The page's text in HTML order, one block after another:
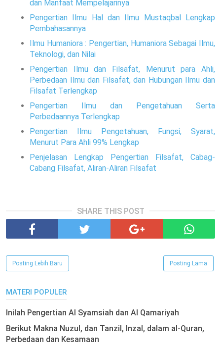
dan Manfaat Mempelajarinya
Pengertian Ilmu Hal dan Ilmu Mustaqbal Lengkap
Pembahasannya
Ilmu Humaniora : Pengertian, Humaniora Sebagai Ilmu,
Teknologi, dan Nilai
Pengertian Ilmu dan Filsafat, Menurut para Ahli,
Perbedaan Ilmu dan Filsafat, dan Hubungan Ilmu dan
Filsafat Terlengkap
Pengertian Ilmu dan Pengetahuan Serta
Perbedaannya Terlengkap
Pengertian Ilmu Pengetahuan, Fungsi, Syarat,
Menurut Para Ahli 99% Lengkap
Penjelasan Lengkap Pengertian Filsafat, Cabag-
Cabang Filsafat, Aliran-Aliran Filsafat
SHARE THIS POST
Posting Lebih Baru Posting Lama
MATERI POPULER
Inilah Pengertian Al Syamsiah dan Al Qamariyah
Berikut Makna Nuzul, dan Tanzil, Inzal, dalam al-Quran,
Perbedaan dan Kesamaan